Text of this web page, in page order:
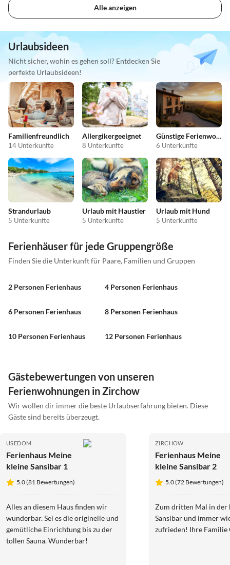
Alle anzeigen
Urlaubsideen
Nicht sicher, wohin es gehen soll? Entdecken Sie
perfekte Urlaubsideen!
Familienfreundlich
14 Unterkünfte
Allergikergeeignet
8 Unterkünfte
Günstige Ferienwohnungen
6 Unterkünfte
Strandurlaub
5 Unterkünfte
Urlaub mit Haustier
5 Unterkünfte
Urlaub mit Hund
5 Unterkünfte
Ferienhäuser für jede Gruppengröße
Finden Sie die Unterkunft für Paare, Familien und Gruppen
2 Personen Ferienhaus 4 Personen Ferienhaus
6 Personen Ferienhaus 8 Personen Ferienhaus
10 Personen Ferienhaus 12 Personen Ferienhaus
Gästebewertungen von unseren
Ferienwohnungen in Zirchow
Wir wollen dir immer die beste Urlaubserfahrung bieten. Diese
Gäste sind bereits überzeugt.
USEDOM
Ferienhaus Meine
kleine Sansibar 1
5.0 (81 Bewertungen)
Alles an diesem Haus finden wir
wunderbar. Sei es die originelle und
gemütliche Einrichtung bis zu der
tollen Sauna. Wunderbar!
ZIRCHOW
Ferienhaus Meine
kleine Sansibar 2
5.0 (72 Bewertungen)
Zum dritten Mal in der
Sansibar und immer
zufrieden! Ihre Familie